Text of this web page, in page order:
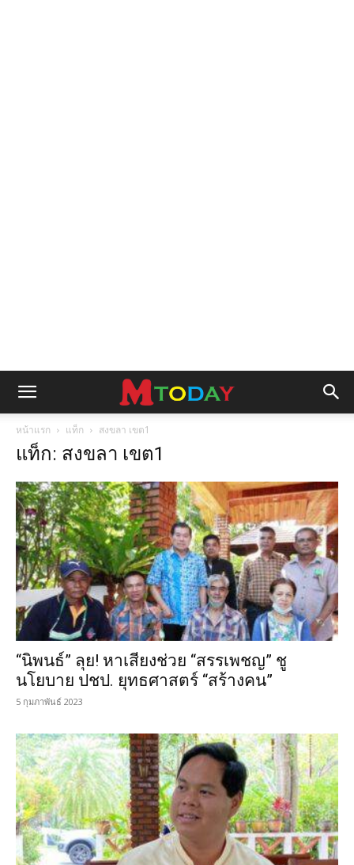
หน้าแรก แท็ก สงขลา เขต1
แท็ก: สงขลา เขต1
“นิพนธ์” ลุย! หาเสียงช่วย “สรรเพชญ” ชู
นโยบาย ปชป. ยุทธศาสตร์ “สร้างคน”
5 กุมภาพันธ์ 2023